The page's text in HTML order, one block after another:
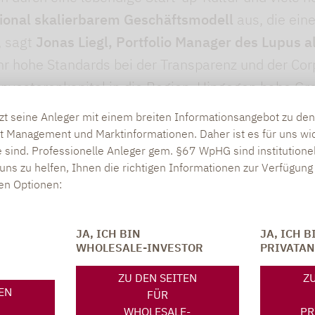
seine Anleger mit einem breiten Informationsangebot zu
Management und Marktinformationen. Daher ist es für uns
sind. Professionelle Anleger gem. §67 WpHG sind
zu helfen, Ihnen die richtigen Informationen zur
Optionen:
JA, ICH BIN
WHOLESALE-INVESTOR
ZU DEN SEITEN
FÜR
WHOLESALE-
JA, ICH
skalierbarem Geschäftsmodell aus, die
sagt Jonas Liegl, Portfolio Manager des Lupus
hohe Standards bei der Transparenz und der
in die Region. Hingegen habe
Marktkapitalisierung paneuropäischer Micro
Geschäftsmodelle – für Liegl
Großbritanniens im Fonds deutlich geringer.
des Portfolios ist nach wie vor die
und schnellen Favoritenwechsel war
höchsten Outper­formance von knapp 24%.
Ausrichtung auf Aktien mit einem hohen
Industrie 4.0, E-Mobilität, Health Care, E-
am Kapitalmarkt groß. Solche Phasen